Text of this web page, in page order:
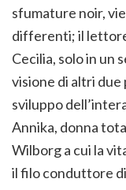
sfumature noir,
differenti; il
Cecilia, solo in un
visione di altri
sviluppo
Annika, donna
Wilborg a cui la
il filo conduttore